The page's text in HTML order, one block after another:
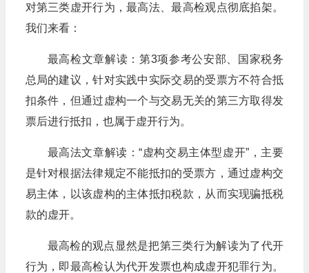
对第三类虚开行为，最高法、最高检观点彻底掐架。
我们来看：
最高检文章解读：第3项参考公安部、国家税务
总局的建议，针对实践中实际交易的受票方不符合抵
扣条件，但通过虚构一个与交易无关的第三方取得发
票后进行抵扣，也属于虚开行为。
最高法文章解读：“虚构交易主体型虚开”，主要
是针对根据法律规定不能抵扣的受票方，通过虚构交
易主体，以该虚构的主体抵扣税款，从而实现骗抵税
款的虚开。
最高检的观点显然是把第三类行为解读为了代开
行为，即最高检认为代开发票也构成虚开犯罪行为。